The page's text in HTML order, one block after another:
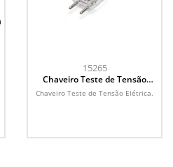
15265
Chaveiro Teste de Tensão
Elétrica
Chaveiro Teste de Tensão Elétrica.